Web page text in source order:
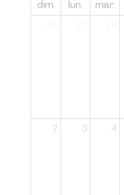
dim. lun. mar.
2 3 4